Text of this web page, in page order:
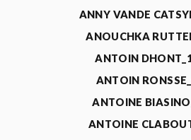
ANNY VANDE
ANOUCHKA
ANTOIN
ANTOIN
ANTOINE
ANTOINE